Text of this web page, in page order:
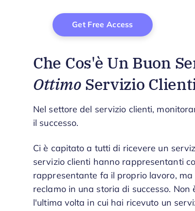
Che Cos'è Un Buon
Ottimo Servizio
Nel settore del servizio clienti,
il successo.
Ci è capitato a tutti di ricevere un
servizio clienti hanno rappresentanti
rappresentante fa il proprio lavoro,
reclamo in una storia di successo.
l'ultima volta in cui hai ricevuto un